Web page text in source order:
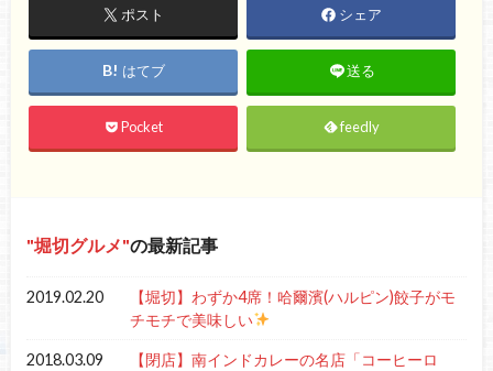
ポスト シェア
はてブ 送る
Pocket feedly
堀切グルメ の最新記事
2019.02.20
【堀切】わずか4席！哈爾濱(ハルピン)餃子がモ
チモチで美味しい
2018.03.09
【閉店】南インドカレーの名店「コーヒーロ